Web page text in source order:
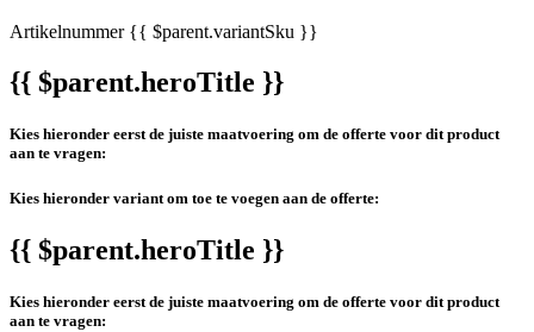
Artikelnummer{{ $parent.variantSku }}
{{ $parent.heroTitle }}
Kies hieronder eerst de juiste maatvoering om de offerte voor dit product
aan te vragen:
Kies hieronder variant om toe te voegen aan de offerte:
{{ $parent.heroTitle }}
Kies hieronder eerst de juiste maatvoering om de offerte voor dit product
aan te vragen: